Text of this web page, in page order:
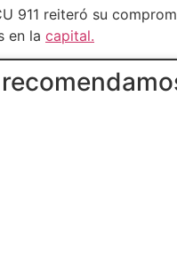
911 reiteró su
en la capital.